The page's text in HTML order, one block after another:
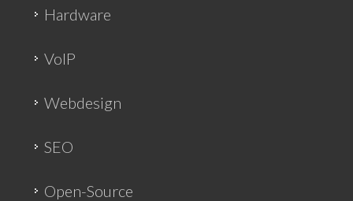
Hardware
VoIP
Webdesign
SEO
Open-Source